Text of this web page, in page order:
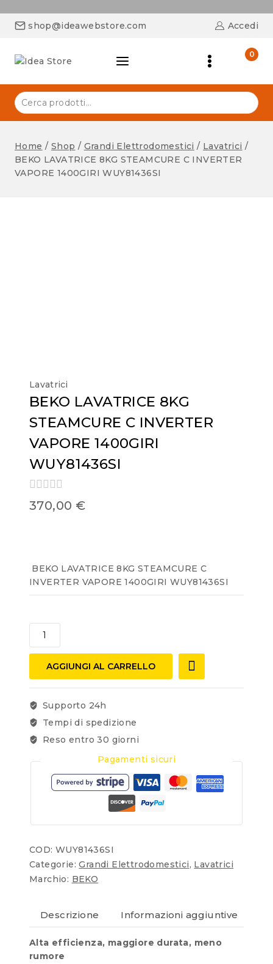
shop@ideawebstore.com Accedi
0
Home / Shop / Grandi Elettrodomestici / Lavatrici /
BEKO LAVATRICE 8KG STEAMCURE C INVERTER
VAPORE 1400GIRI WUY81436SI
Lavatrici
BEKO LAVATRICE 8KG
STEAMCURE C INVERTER
VAPORE 1400GIRI
WUY81436SI
0
out
370,00 €
BEKO LAVATRICE 8KG STEAMCURE C
INVERTER VAPORE 1400GIRI WUY81436SI
AGGIUNGI AL CARRELLO
Supporto 24h
Tempi di spedizione
Reso entro 30 giorni
Pagamenti sicuri
COD: WUY81436SI
Categorie:Grandi Elettrodomestici, Lavatrici
Marchio: BEKO
Descrizione Informazioni aggiuntive
Alta efficienza, maggiore durata, meno
rumore